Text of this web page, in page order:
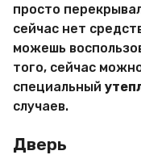
просто
сейчас нет
можешь
того, сейчас
специальный
случаев.
Дверь